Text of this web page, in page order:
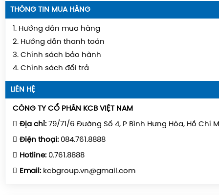
THÔNG TIN MUA HÀNG
1. Hướng dẫn mua hàng
2. Hướng dẫn thanh toán
3. Chính sách bảo hành
4. Chính sách đổi trả
LIÊN HỆ
CÔNG TY CỔ PHẦN KCB VIỆT NAM
Địa chỉ: 79/71/6 Đường Số 4, P Bình Hưng Hòa, Hồ Chí
Điện thoại: 084.761.8888
Hotline: 0.761.8888
Email: kcbgroup.vn@gmail.com